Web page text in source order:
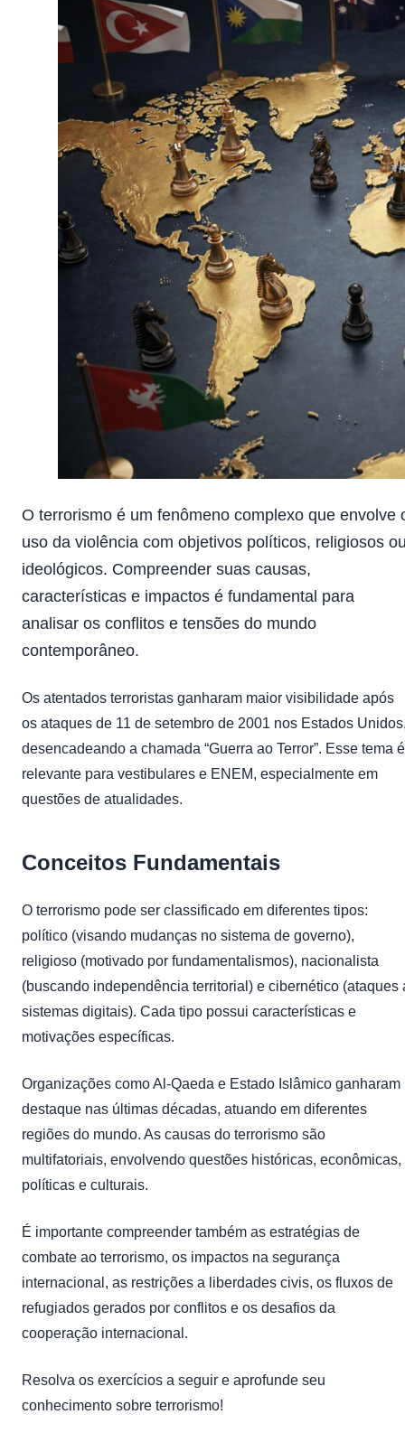
O terrorismo é um fenômeno complexo que envolve
uso da violência com objetivos políticos, religiosos
ideológicos. Compreender suas causas,
características e impactos é fundamental para
analisar os conflitos e tensões do mundo
contemporâneo.
Os atentados terroristas ganharam maior visibilidade após
os ataques de 11 de setembro de 2001 nos Estados
desencadeando a chamada “Guerra ao Terror”. Esse tema é
relevante para vestibulares e ENEM, especialmente em
questões de atualidades.
Conceitos Fundamentais
O terrorismo pode ser classificado em diferentes tipos:
político (visando mudanças no sistema de governo),
religioso (motivado por fundamentalismos), nacionalista
(buscando independência territorial) e cibernético (ataques
sistemas digitais). Cada tipo possui características e
motivações específicas.
Organizações como Al-Qaeda e Estado Islâmico ganharam
destaque nas últimas décadas, atuando em diferentes
regiões do mundo. As causas do terrorismo são
multifatoriais, envolvendo questões históricas, econômicas,
políticas e culturais.
É importante compreender também as estratégias de
combate ao terrorismo, os impactos na segurança
internacional, as restrições a liberdades civis, os fluxos de
refugiados gerados por conflitos e os desafios da
cooperação internacional.
Resolva os exercícios a seguir e aprofunde seu
conhecimento sobre terrorismo!